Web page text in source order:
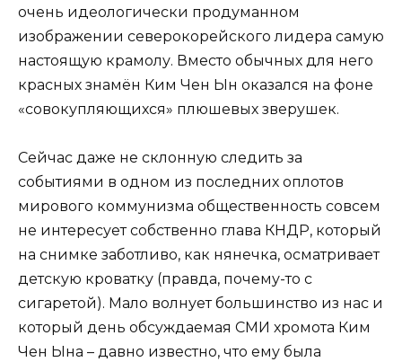
очень идеологически продуманном
изображении северокорейского лидера самую
настоящую крамолу. Вместо обычных для него
красных знамён Ким Чен Ын оказался на фоне
«совокупляющихся» плюшевых зверушек.
Сейчас даже не склонную следить за
событиями в одном из последних оплотов
мирового коммунизма общественность совсем
не интересует собственно глава КНДР, который
на снимке заботливо, как нянечка, осматривает
детскую кроватку (правда, почему-то с
сигаретой). Мало волнует большинство из нас и
который день обсуждаемая СМИ хромота Ким
Чен Ына – давно известно, что ему была